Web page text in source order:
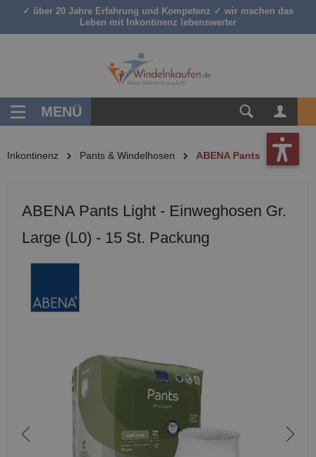
springen
✓ über 20 Jahre Erfahrung und Kompetenz ✓ wir machen das
Leben mit Inkontinenz lebenswerter
MENÜ
Inkontinenz Pants & Windelhosen ABENA Pants
ABENA Pants Light - Einweghosen Gr.
Large (L0) - 15 St. Packung